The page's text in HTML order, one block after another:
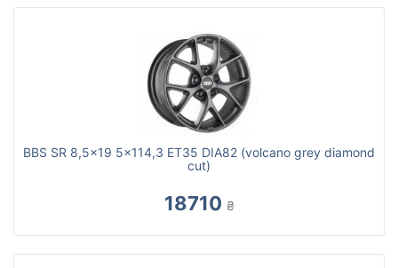
BBS SR 8,5x19 5x114,3 ET35 DIA82 (volcano grey diamond
cut)
18710 ₴